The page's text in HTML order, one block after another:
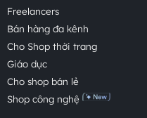
Freelancers
Bán hàng đa kênh
Cho Shop thời trang
Giáo dục
Cho shop bán lẻ
Shop công nghệ